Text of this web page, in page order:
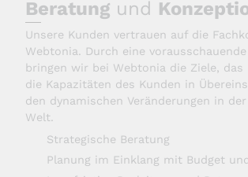
Beratung und
Unsere Kunden vertrauen auf die
Webtonia. Durch eine
bringen wir bei Webtonia die Ziele, das
die Kapazitäten des Kunden in
den dynamischen Veränderungen in
Welt.
Strategische Beratung
Planung im Einklang mit Budget